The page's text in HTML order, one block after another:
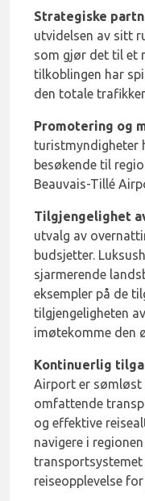
Strategiske
utvidelsen av sitt
som gjør det til et
tilkoblingen har
den totale
Promotering og
turistmyndigheter
besøkende til
Beauvais-Tillé
Tilgjengelighet
utvalg av
budsjetter.
sjarmerende
eksempler på de
tilgjengeligheten
imøtekomme den
Kontinuerlig
Airport er sømløst
omfattende
og effektive
navigere i
transportsystemet
reiseopplevelse